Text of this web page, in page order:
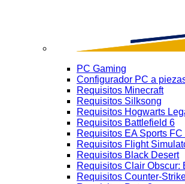
PC Gaming
Configurador PC a
Requisitos Minecraft
Requisitos Silksong
Requisitos Hogwarts
Requisitos Battlefield 6
Requisitos EA Sports FC
Requisitos Flight
Requisitos Black Desert
Requisitos Clair Obscur:
Requisitos Counter-